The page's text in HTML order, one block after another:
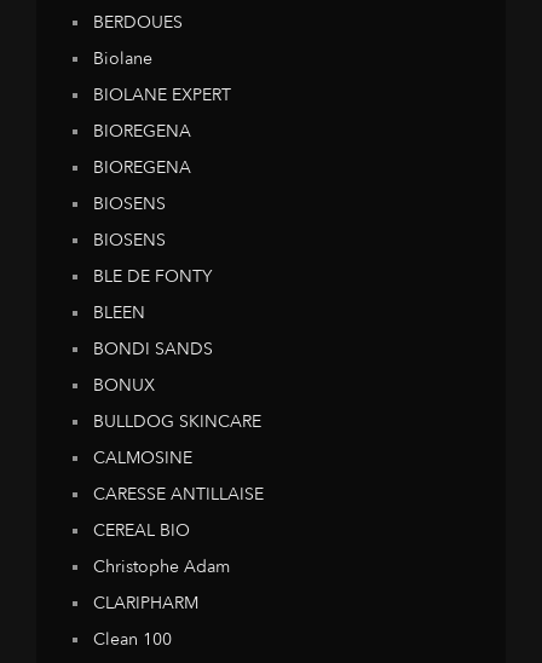
BERDOUES
Biolane
BIOLANE EXPERT
BIOREGENA
BIOREGENA
BIOSENS
BIOSENS
BLE DE FONTY
BLEEN
BONDI SANDS
BONUX
BULLDOG SKINCARE
CALMOSINE
CARESSE ANTILLAISE
CEREAL BIO
Christophe Adam
CLARIPHARM
Clean 100